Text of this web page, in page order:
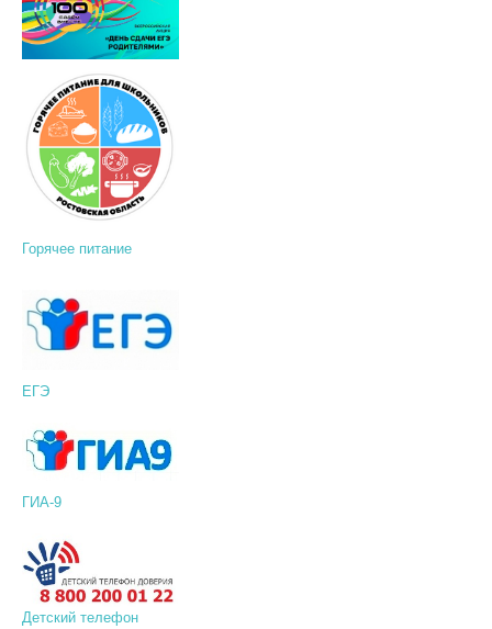
Горячее питание
ЕГЭ
ГИА-9
Детский телефон